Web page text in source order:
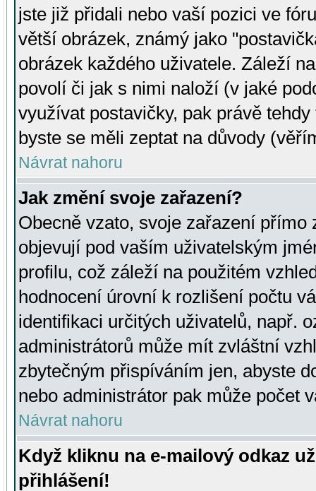
jste již přidali nebo vaší pozici ve
větší obrázek, známý jako
obrázek každého uživatele. Záleží
povolí či jak s nimi naloží (v jaké
využívat postavičky, pak právě
byste se měli zeptat na důvody
Návrat nahoru
Jak změní svoje zařazení?
Obecně vzato, svoje zařazení přímo
objevují pod vaším uživatelským
profilu, což záleží na použitém
hodnocení úrovní k rozlišení počtu
identifikaci určitých uživatelů, např.
administrátorů může mít zvláštní
zbytečným přispíváním jen, abyste
nebo administrátor pak může počet
Návrat nahoru
Když kliknu na e-mailový odkaz
přihlášení!